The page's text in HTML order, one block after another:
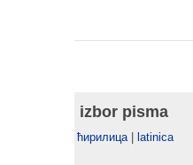
izbor pisma
ћирилица| latinica